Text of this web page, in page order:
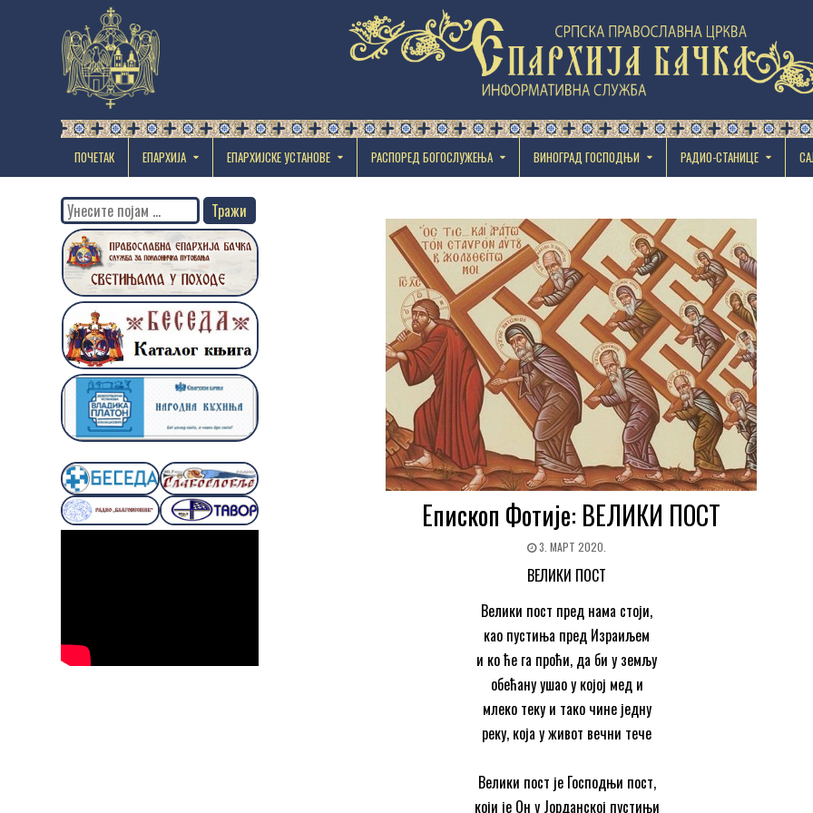
ПОЧЕТАК ЕПАРХИЈА EПАРХИЈСКЕ УСТАНОВЕ РАСПОРЕД БОГОСЛУЖЕЊА ВИНОГРАД ГОСПОДЊИ РАДИО-СТАНИЦЕ
Епископ Фотије: ВЕЛИКИ ПОСТ
3. МАРТ 2020.
ВЕЛИКИ ПОСТ
Велики пост пред нама стоји,
као пустиња пред Израиљем
и ко ће га проћи, да би у земљу
обећану ушао у којој мед и
млеко теку и тако чине једну
реку, која у живот вечни тече
Велики пост је Господњи пост,
који је Он у Јорданској пустињи
Search
for: